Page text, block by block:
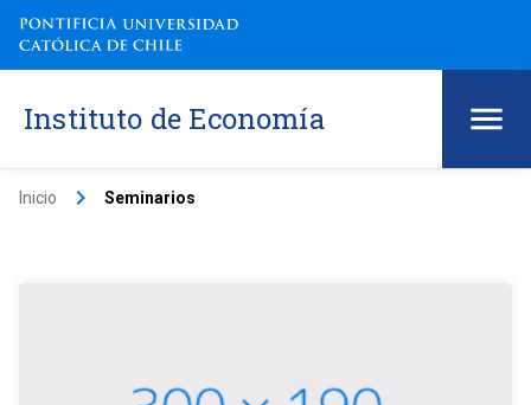
Instituto de Economía
Inicio keyboard_arrow_right Seminarios